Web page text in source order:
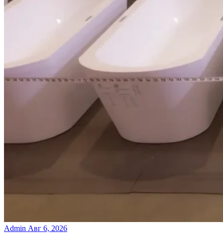
Admin Авг 6, 2026